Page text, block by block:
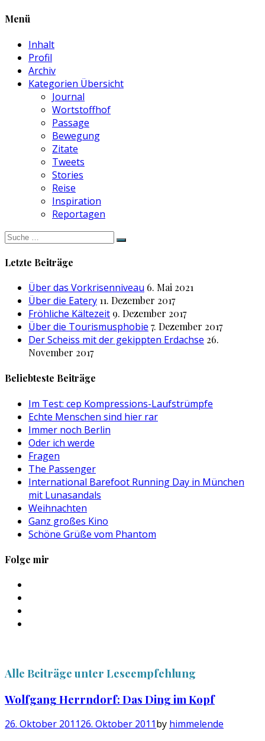
Menü
Inhalt
Profil
Archiv
Kategorien Übersicht
Journal
Wortstoffhof
Passage
Bewegung
Zitate
Tweets
Stories
Reise
Inspiration
Reportagen
Suche
nach:
Letzte Beiträge
Über das Vorkrisenniveau 6. Mai 2021
Über die Eatery 11. Dezember 2017
Fröhliche Kältezeit 9. Dezember 2017
Über die Tourismusphobie 7. Dezember 2017
Der Scheiss mit der gekippten Erdachse 26.
November 2017
Beliebteste Beiträge
Im Test: cep Kompressions-Laufstrümpfe
Echte Menschen sind hier rar
Immer noch Berlin
Oder ich werde
Fragen
The Passenger
International Barefoot Running Day in München
mit Lunasandals
Weihnachten
Ganz großes Kino
Schöne Grüße vom Phantom
Folge mir
anzeigen
Tumblr
Alle Beiträge unter Leseempfehlung
Wolfgang Herrndorf: Das Ding im Kopf
26. Oktober 201126. Oktober 2011by himmelende